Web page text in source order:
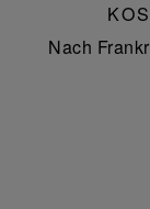
Nach